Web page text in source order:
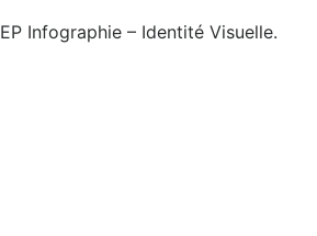
Infographie – Identité Visuelle.